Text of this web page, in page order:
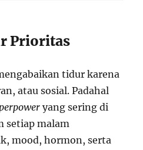
Prioritas
tidur karena
atau sosial. Padahal
yang sering di
setiap malam
mood, hormon, serta